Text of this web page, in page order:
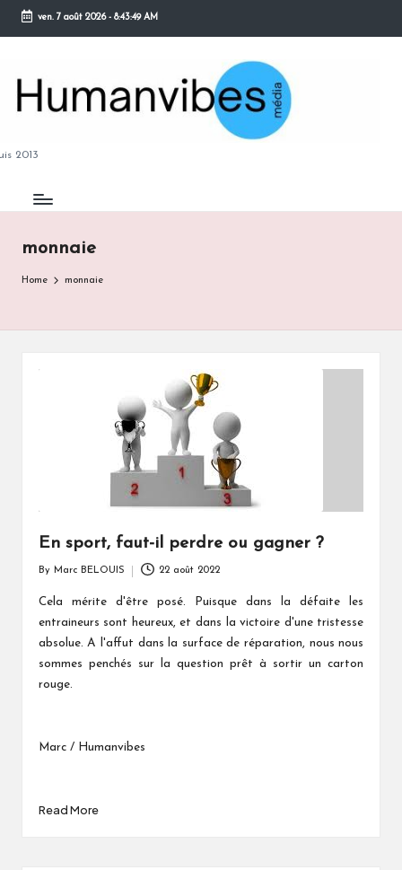
Skip
content
ven. 7 août 2026- 8:43:50 AM
2013
monnaie
Home monnaie
En sport, faut-il perdre ou gagner ?
by
By Marc BELOUIS 22 août 2022
Cela mérite d'être posé. Puisque dans la défaite les
entraineurs sont heureux, et dans la victoire d'une tristesse
absolue. A l'affut dans la surface de réparation, nous nous
sommes penchés sur la question prêt à sortir un carton
rouge.
Marc / Humanvibes
Read More